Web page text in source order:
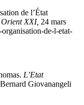
de l’État
Orient XXI, 24 mars
de-l-etat-
L’Etat
Giovanangeli